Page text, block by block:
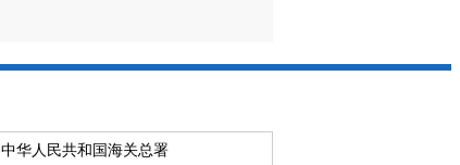
中华人民共和国海关总署